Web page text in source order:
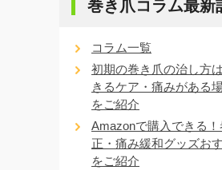
巻き爪コラム最新
コラム一覧
初期の巻き爪の治し方
きるケア・痛みがある
をご紹介
Amazonで購入できる
正・痛み緩和グッズお
をご紹介